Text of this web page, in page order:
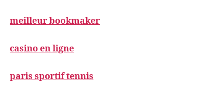
meilleur bookmaker
casino en ligne
paris sportif tennis